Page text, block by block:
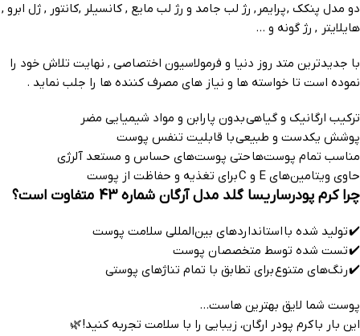
دو مدل پنکک , پرایمر , رژ لب جامد و رژ لب مایع , کانسیلر ,کانتور , ژل ابرو ,
هایلایتر , رژ گونه و …
با جدیدترین متد روز دنیا و فرمولاسیون اختصاصی , نهایت تلاش خود را
نموده است تا خواسته ها و نیاز های مصرف کننده ها را جلب نماید .
ترکیب ارگانیک و گیاهی بدون پارابن و مواد شیمیایی مضر
پوشش یکدست و طبیعی با قابلیت تنفس پوست
مناسب تمام پوست‌ها حتی پوست‌های حساس و مستعد آلرژی
حاوی ویتامین‌های E و C برای تغذیه و حفاظت از پوست
چرا کرم پودرساریسا گلد مدل آرگان شماره 43 متفاوت است؟
✔️ تولید شده با استانداردهای بین‌المللی سلامت پوست
✔️ تست شده توسط متخصصان پوست
✔️ رنگ‌های متنوع برای تطابق با تمام تناژهای پوستی
پوست شما لایق بهترین هاست…
این بار با کرم پودر ارگان، زیبایی را با سلامت تجربه کنید! 🌿